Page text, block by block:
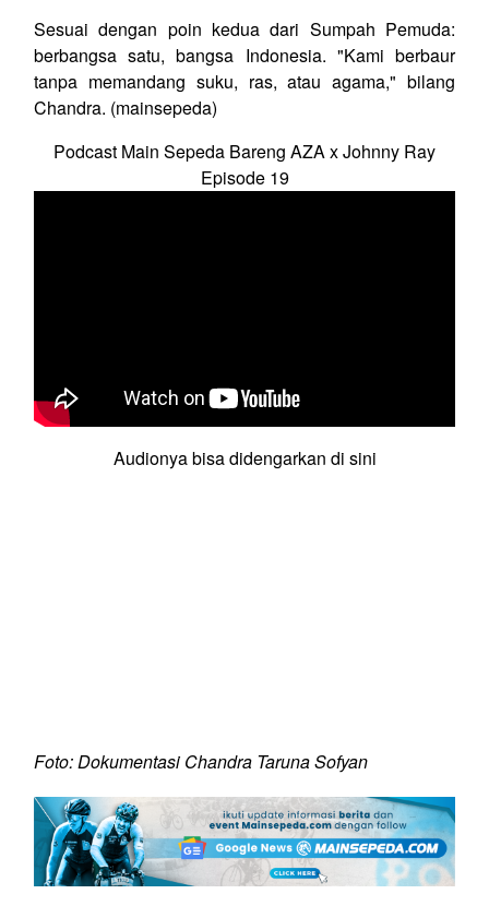
Sesuai dengan poin kedua dari Sumpah Pemuda:
berbangsa satu, bangsa Indonesia. "Kami berbaur
tanpa memandang suku, ras, atau agama," bilang
Chandra. (mainsepeda)
Podcast Main Sepeda Bareng AZA x Johnny Ray
Episode 19
Audionya bisa didengarkan di sini
Foto: Dokumentasi Chandra Taruna Sofyan